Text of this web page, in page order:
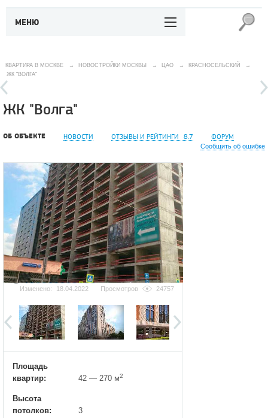
МЕНЮ
КВАРТИРА В МОСКВЕ → НОВОСТРОЙКИ МОСКВЫ → ЦАО → КРАСНОСЕЛЬСКИЙ
→
ЖК "ВОЛГА"
ЖК "Волга"
ОБ ОБЪЕКТЕ НОВОСТИ ОТЗЫВЫ И РЕЙТИНГИ 8.7 ФОРУМ
Сообщить об ошибке
Добавить фотографию
Изменено:
18.04.2022 Просмотров 24757
Площадь
квартир:
42 — 270 м2
Высота
потолков:
3